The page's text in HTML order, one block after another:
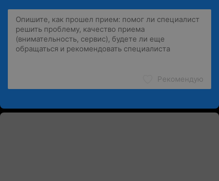
Рекомендую